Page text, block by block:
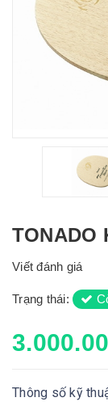
TONADO
Viết đánh giá
Trạng thái:
Thông số kỹ